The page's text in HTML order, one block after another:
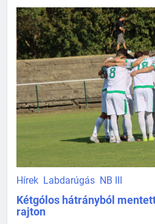
Hírek Labdarúgás NB III
Kétgólos hátrányból
rajton